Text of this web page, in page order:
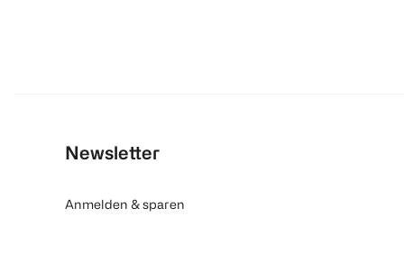
Newsletter
Anmelden & sparen